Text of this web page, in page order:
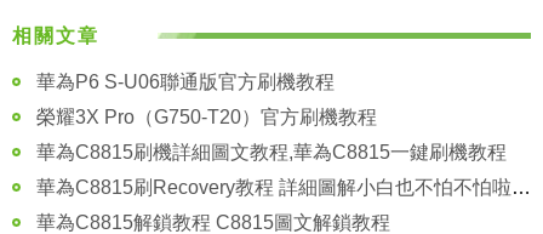
相關文章
華為P6 S-U06聯通版官方刷機教程
榮耀3X Pro（G750-T20）官方刷機教程
華為C8815刷機詳細圖文教程,華為C8815一鍵刷機教程
華為C8815刷Recovery教程 詳細圖解小白也不怕不怕啦 刷機必備
華為C8815解鎖教程 C8815圖文解鎖教程